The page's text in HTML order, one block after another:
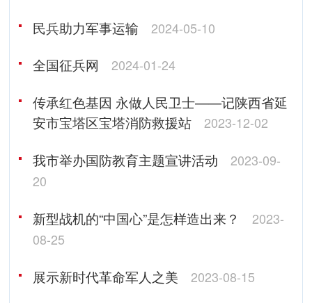
民兵助力军事运输 2024-05-10
全国征兵网 2024-01-24
传承红色基因 永做人民卫士——记陕西省延
安市宝塔区宝塔消防救援站
2023-12-02
我市举办国防教育主题宣讲活动
2023-09-
20
新型战机的“中国心”是怎样造出来？
2023-
08-25
展示新时代革命军人之美 2023-08-15